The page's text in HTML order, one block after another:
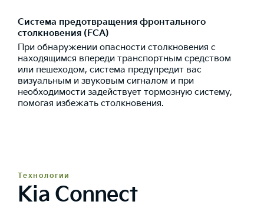
Система предотвращения фронтального
столкновения (FCA)
При обнаружении опасности столкновения с
находящимся впереди транспортным средством
или пешеходом, система предупредит вас
визуальным и звуковым сигналом и при
необходимости задействует тормозную систему,
помогая избежать столкновения.
Технологии
Kia Connect